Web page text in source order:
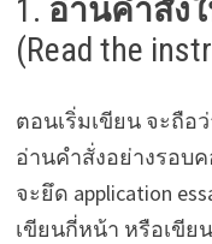
1. อ่านคำสั่ง
(Read the
ตอนเริ่มเขียน จะถือ
อ่านคำสั่งอย่างรอบค
จะยึด application
เขียนกี่หน้า หรือเขีย